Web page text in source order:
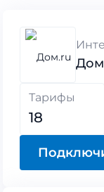
Тарифы
18